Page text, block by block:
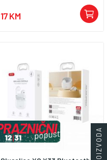
svakodnevne upotrebe. Baterija:
Ugrađena baterija omogućava do
Potpuno punjenje traje oko 2
sata. Povezivanje: Podržava
Bluetooth 5.3 tehnologiju koja
omogućava stabilnu i brzu
bežičnu vezu s dometom do 10
metara, uz jednostavno
povezivanje s pametnim
telefonima, tabletima i drugim
17 KM